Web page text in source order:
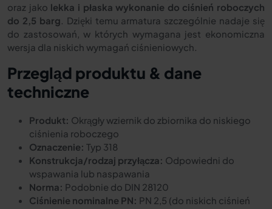
oraz jako lekka i płaska wykonanie do ciśnień roboczych
do 2,5 barg . Dzięki temu armatura szczególnie nadaje się
do zastosowań, w których wymagana jest ekonomiczna
wersja dla niskich wymagań ciśnieniowych.
Przegląd produktu & dane
techniczne
Produkt: Okrągły wziernik do zbiornika do niskiego
ciśnienia roboczego
Oznaczenie: Typ 318
Konstrukcja/rodzaj przyłącza: Odpowiedni do
wspawania lub naspawania
Norma: Podobnie do DIN 28120
Ciśnienie nominalne PN: PN 2,5 (do niskich ciśnień